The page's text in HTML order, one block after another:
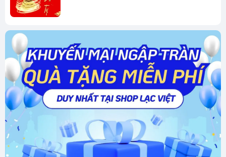
Giữ tâm an định
sự tỉnh lặng – nhìn qua bóng tối, vượt lên
cảm xúc.
Kết nối với nguồn năng lượng cổ xưa : Khi
được làm từngọc phỉ thúy thiên nhiên,
mặt dây chuyền trở thành kênh dẫn năng
lượng giúp người đeo giữ vững bản tâm và
thu hút may mắn.